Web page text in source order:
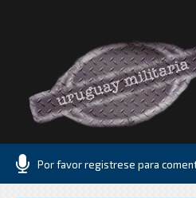
Por favor registrese para